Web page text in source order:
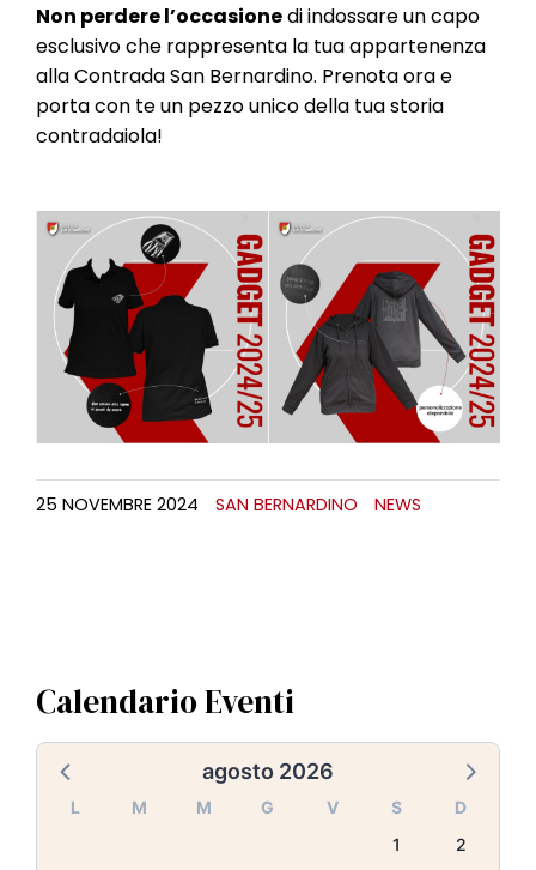
Non perdere l’occasionedi indossare un capo
esclusivo che rappresenta la tua appartenenza
alla Contrada San Bernardino. Prenota ora e
porta con te un pezzo unico della tua storia
contradaiola!
25 NOVEMBRE 2024 SAN BERNARDINO NEWS
Calendario Eventi
agosto 2026
L M M G V S
D
1
2